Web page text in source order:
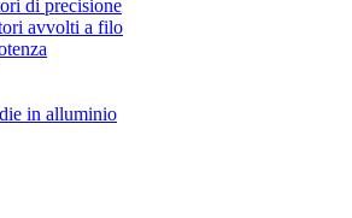
di precisione
avvolti a filo
in alluminio